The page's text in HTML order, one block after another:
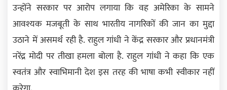
उन्होंने सरकार पर आरोप लगाया कि वह अमेरिका के सामने
आवश्यक मजबूती के साथ भारतीय नागरिकों की जान का मुद्दा
उठाने में असमर्थ रही है. राहुल गांधी ने केंद्र सरकार और प्रधानमंत्री
नरेंद्र मोदी पर तीखा हमला बोला है. राहुल गांधी ने कहा कि एक
स्वतंत्र और स्वाभिमानी देश इस तरह की भाषा कभी स्वीकार नहीं